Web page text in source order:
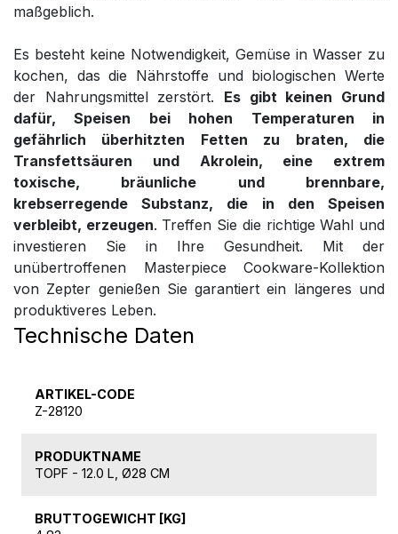
maßgeblich.
Es besteht keine Notwendigkeit, Gemüse in Wasser zu
kochen, das die Nährstoffe und biologischen Werte
der Nahrungsmittel zerstört. Es gibt keinen Grund
dafür, Speisen bei hohen Temperaturen in
gefährlich überhitzten Fetten zu braten, die
Transfettsäuren und Akrolein, eine extrem
toxische, bräunliche und brennbare,
krebserregende Substanz, die in den Speisen
verbleibt, erzeugen. Treffen Sie die richtige Wahl und
investieren Sie in Ihre Gesundheit. Mit der
unübertroffenen Masterpiece Cookware-Kollektion
von Zepter genießen Sie garantiert ein längeres und
produktiveres Leben.
Technische Daten
ARTIKEL-CODE
Z-28120
PRODUKTNAME
TOPF - 12.0 L, Ø28 CM
BRUTTOGEWICHT [KG]